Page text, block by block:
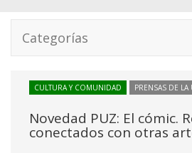
Categorías
CULTURA Y COMUNIDAD PRENSAS DE
Novedad PUZ: El cómic.
conectados con otras